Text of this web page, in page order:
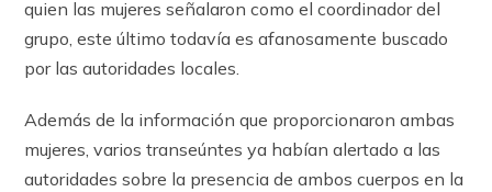
quien las mujeres señalaron como el coordinador del
grupo, este último todavía es afanosamente buscado
por las autoridades locales.
Además de la información que proporcionaron ambas
mujeres, varios transeúntes ya habían alertado a las
autoridades sobre la presencia de ambos cuerpos en la